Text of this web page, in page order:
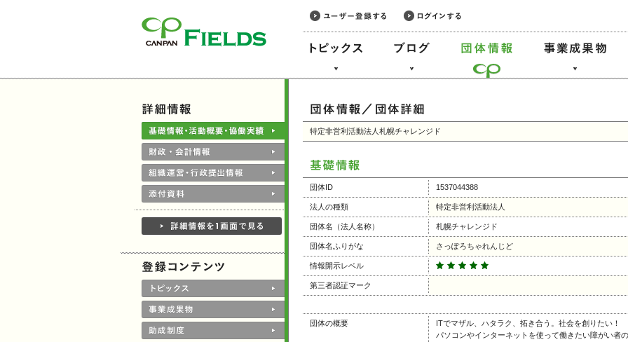
特定非営利活動法人札幌チャレンジド
団体ID 1537044388
法人の種類 特定非営利活動法人
団体名（法人名称） 札幌チャレンジド
団体名ふりがな さっぽろちゃれんじど
情報開示レベル
第三者認証マーク
団体の概要
ITでマザル、ハタラク、拓き合う。社会を創りたい！
パソコンやインターネットを使って働きたい障がい者